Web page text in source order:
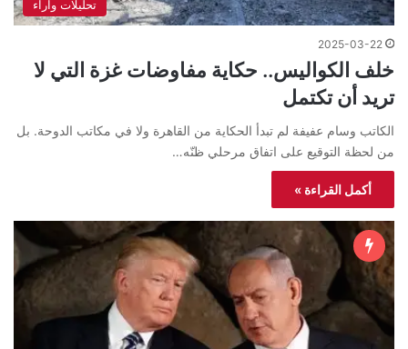
تحليلات واراء
2025-03-22
خلف الكواليس.. حكاية مفاوضات غزة التي لا
تريد أن تكتمل
الكاتب وسام عفيفة لم تبدأ الحكاية من القاهرة ولا في مكاتب الدوحة. بل
من لحظة التوقيع على اتفاق مرحلي ظنّه…
أكمل القراءة »